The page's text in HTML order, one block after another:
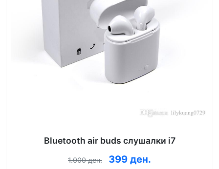
Bluetooth air buds слушалки i7
1.000 ден. 399 ден.